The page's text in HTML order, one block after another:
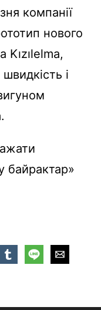
компанії
нового
Kızılelma,
і
байрактар»